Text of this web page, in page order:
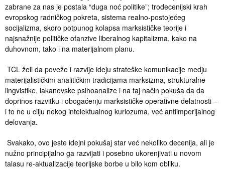
zabrane za nas je postala “duga noć politike”; trodecenijski krah
evropskog radničkog pokreta, sistema realno-postojećeg
socijalizma, skoro potpunog kolapsa marksističke teorije i
najsnažnije političke ofanzive liberalnog kapitalizma, kako na
duhovnom, tako i na materijalnom planu.
TCL želi da poveže i razvije ideju strateške komunikacije medju
materijalističkim analitičkim tradicijama marksizma, strukturalne
lingvistike, lakanovske psihoanalize i na taj način pokuša da da
doprinos razvitku i obogaćenju marksističke operativne delatnosti –
i to ne u cilju nekog intelektualnog kuriozuma, već antiimperijalnog
delovanja.
Svakako, ovo jeste idejni pokušaj star već nekoliko decenija, ali je
nužno principijalno ga razvijati i posebno ukorenjivati u novom
talasu re-aktualizacije teorijske borbe u bilo kom obliku.